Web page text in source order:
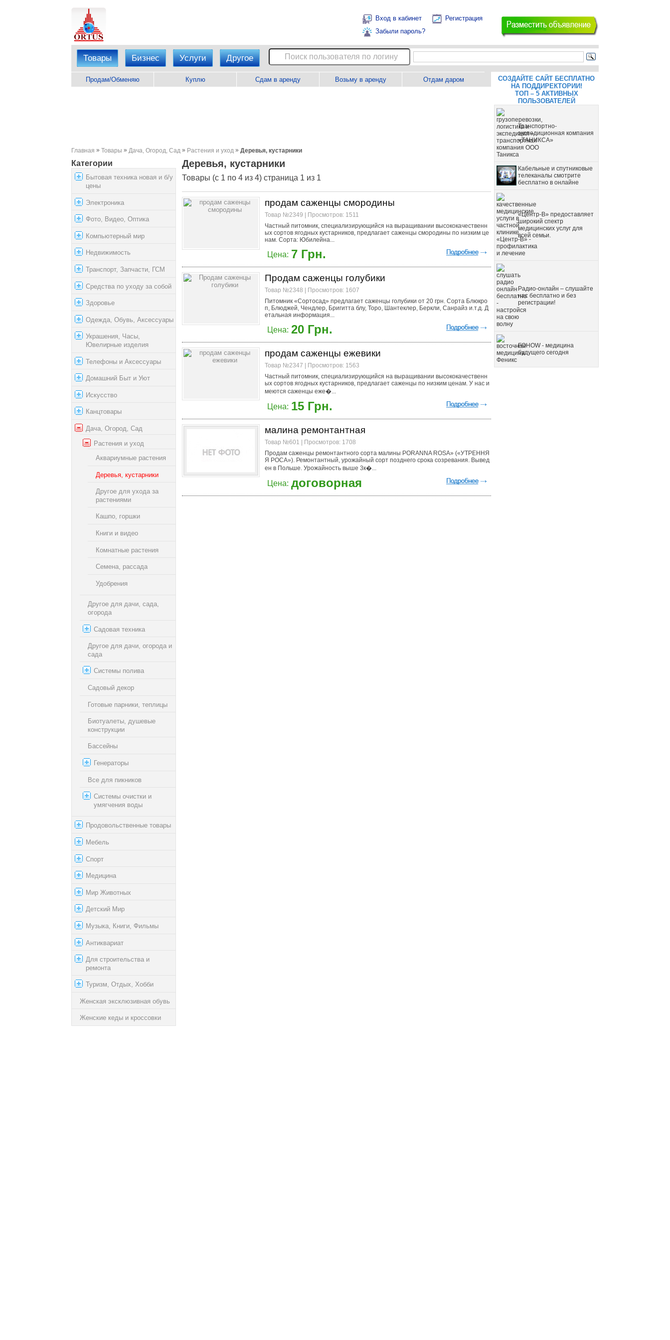
Вход в кабинет
Регистрация
Забыли пароль?
Товары Бизнес Услуги Другое
Продам/Обменяю Куплю Сдам в аренду Возьму в аренду Отдам даром
Главная » Товары » Дача, Огород, Сад » Растения и уход » Деревья, кустарники
Категории
Бытовая техника новая и б/у
цены
Электроника
Фото, Видео, Оптика
Компьютерный мир
Недвижимость
Транспорт, Запчасти, ГСМ
Средства по уходу за собой
Здоровье
Одежда, Обувь, Аксессуары
Украшения, Часы,
Ювелирные изделия
Телефоны и Аксессуары
Домашний Быт и Уют
Искусство
Канцтовары
Дача, Огород, Сад
Растения и уход
Аквариумные растения
Деревья, кустарники
Другое для ухода за
растениями
Кашпо, горшки
Книги и видео
Комнатные растения
Семена, рассада
Удобрения
Другое для дачи, сада,
огорода
Садовая техника
Другое для дачи, огорода и
сада
Системы полива
Садовый декор
Готовые парники, теплицы
Биотуалеты, душевые
конструкции
Бассейны
Генераторы
Все для пикников
Системы очистки и
умягчения воды
Продовольственные товары
Мебель
Спорт
Медицина
Мир Животных
Детский Мир
Музыка, Книги, Фильмы
Антиквариат
Для строительства и
ремонта
Туризм, Отдых, Хобби
Женская эксклюзивная обувь
Женские кеды и кроссовки
Деревья, кустарники
Товары (с 1 по 4 из 4) страница 1 из 1
продам саженцы смородины
Товар №2349 | Просмотров: 1511
Частный питомник, специализирующийся на выращивании высококачественн
ых сортов ягодных кустарников, предлагает саженцы смородины по низким це
нам. Сорта: Юбилейна...
Цена: 7 Грн.
Продам саженцы голубики
Товар №2348 | Просмотров: 1607
Питомник «Сортосад» предлагает саженцы голубики от 20 грн. Сорта Блюкро
п, Блюджей, Чендлер, Бригитта блу, Торо, Шантеклер, Беркли, Санрайз и.т.д. Д
етальная информация...
Цена: 20 Грн.
продам саженцы ежевики
Товар №2347 | Просмотров: 1563
Частный питомник, специализирующийся на выращивании высококачественн
ых сортов ягодных кустарников, предлагает саженцы по низким ценам. У нас и
меются саженцы еже�...
Цена: 15 Грн.
малина ремонтантная
Товар №601 | Просмотров: 1708
Продам саженцы ремонтантного сорта малины PORANNA ROSA» («УТРЕННЯ
Я РОCА»). Ремонтантный, урожайный сорт позднего срока созревания. Вывед
ен в Польше. Урожайность выше 3к�...
Цена: договорная
СОЗДАЙТЕ САЙТ БЕСПЛАТНО
НА ПОДДИРЕКТОРИИ!
ТОП – 5 АКТИВНЫХ
ПОЛЬЗОВАТЕЛЕЙ
Транспортно-
экспедиционная компания
«ТАНИКСА»
Кабельные и спутниковые
телеканалы смотрите
бесплатно в онлайне
«Центр-В» предоставляет
широкий спектр
медицинских услуг для
всей семьи.
Радио-онлайн – слушайте
нас бесплатно и без
регистрации!
FOHOW - медицина
будущего сегодня